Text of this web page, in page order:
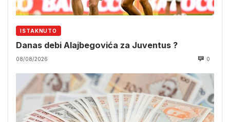
ISTAKNUTO
Danas debi Alajbegovića za Juventus ?
08/08/2026 0